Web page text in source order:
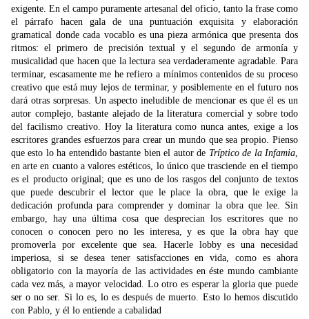
exigente. En el campo puramente artesanal del oficio, tanto la frase como
el párrafo hacen gala de una puntuación exquisita y elaboración
gramatical donde cada vocablo es una pieza armónica que presenta dos
ritmos: el primero de precisión textual y el segundo de armonía y
musicalidad que hacen que la lectura sea verdaderamente agradable. Para
terminar, escasamente me he refiero a mínimos contenidos de su proceso
creativo que está muy lejos de terminar, y posiblemente en el futuro nos
dará otras sorpresas. Un aspecto ineludible de mencionar es que él es un
autor complejo, bastante alejado de la literatura comercial y sobre todo
del facilismo creativo. Hoy la literatura como nunca antes, exige a los
escritores grandes esfuerzos para crear un mundo que sea propio. Pienso
que esto lo ha entendido bastante bien el autor de Tríptico de la Infamia,
en arte en cuanto a valores estéticos, lo único que trasciende en el tiempo
es el producto original; que es uno de los rasgos del conjunto de textos
que puede descubrir el lector que le place la obra, que le exige la
dedicación profunda para comprender y dominar la obra que lee. Sin
embargo, hay una última cosa que desprecian los escritores que no
conocen o conocen pero no les interesa, y es que la obra hay que
promoverla por excelente que sea. Hacerle lobby es una necesidad
imperiosa, si se desea tener satisfacciones en vida, como es ahora
obligatorio con la mayoría de las actividades en éste mundo cambiante
cada vez más, a mayor velocidad. Lo otro es esperar la gloria que puede
ser o no ser. Si lo es, lo es después de muerto. Esto lo hemos discutido
con Pablo, y él lo entiende a cabalidad